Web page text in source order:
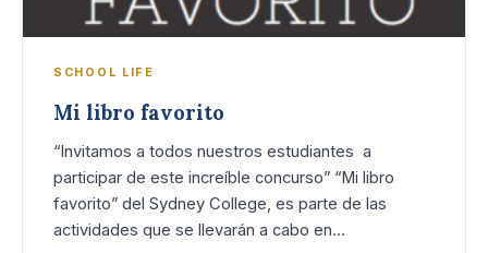
SCHOOL LIFE
Mi libro favorito
“Invitamos a todos nuestros estudiantes a
participar de este increíble concurso” “Mi libro
favorito” del Sydney College, es parte de las
actividades que se llevarán a cabo en…